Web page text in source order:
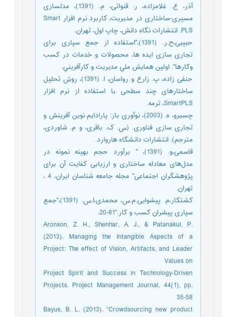
آذر، ع. غلامزاده، ر. قنواتی، م. (1391)، مدلسازی
مسیری-ساختاری در مدیریت، کاربرد نرم افزار Smart
PLS. انتشارات نگاه دانش، چاپ اول، تهران.
حبیبی،ح.ر. (1391)،"استفاده از جمع سپاری برای
تجاری سازی ایده ها، محصولات و خدمات در کسب
وکارها". اولين همايش ملي مديريت و كارآفريني.
حنفی زاده، پ. زارع و رواسان، ا. (1391)، روش تحلیل
ساختارهای چند سطحی با استفاده از نرم افزار
SmartPLS، ترمه.
چسبرو، ه. (2003)، نوآوری باز: پارادایم نوین آفرینش و
تجاری سازی فناوری. (س. ک. باقری، و م. شاوردی،
مترجم). انتشارات دانشگاه هاروارد.
قاسمى،و. (1391)، " برآورد حجم بهینه نمونه در
مدل‌هاى معادله ساختارى و ارزیابى کفایت آن براى
پژوهشگران اجتماعى" مجله جامعه شناسان ایران، 4 ،
تهران.
کشتکار،م. پیشوایی.م.س، محمدی،ا.س. (1391)،"جمع
سپاری پیشران کسب و کار."81-20.
Aronson, Z. H., Shenhar, A. J., & Patanakul, P.
(2013). Managing the Intangible Aspects of a
Project: The effect of Vision, Artifacts, and Leader
Values on
Project Spirit and Success in Technology‐Driven
Projects. Project Management Journal, 44(1), pp.
35-58
Bayus, B. L. (2013). “Crowdsourcing new product